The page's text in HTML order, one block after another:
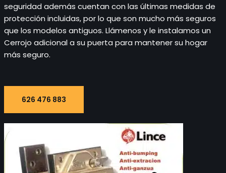
seguridad además cuentan con las últimas medidas de
protección incluidas, por lo que son mucho más seguros
que los modelos antiguos. Llámenos y le instalamos un
Cerrojo adicional a su puerta para mantener su hogar
más seguro.
626 476 883